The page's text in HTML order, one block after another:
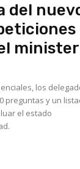
del
los
preguntas y un
el estado